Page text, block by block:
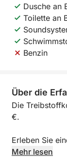
Dusche an
Toilette an
Benzin
Über die
Die
€.
Erleben Sie
Schönheit und
Mehr lesen